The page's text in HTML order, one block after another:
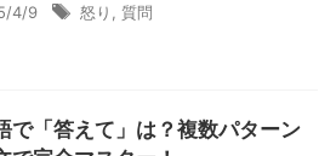
4/9 怒り 質問
で「答えて」は？複数パターン